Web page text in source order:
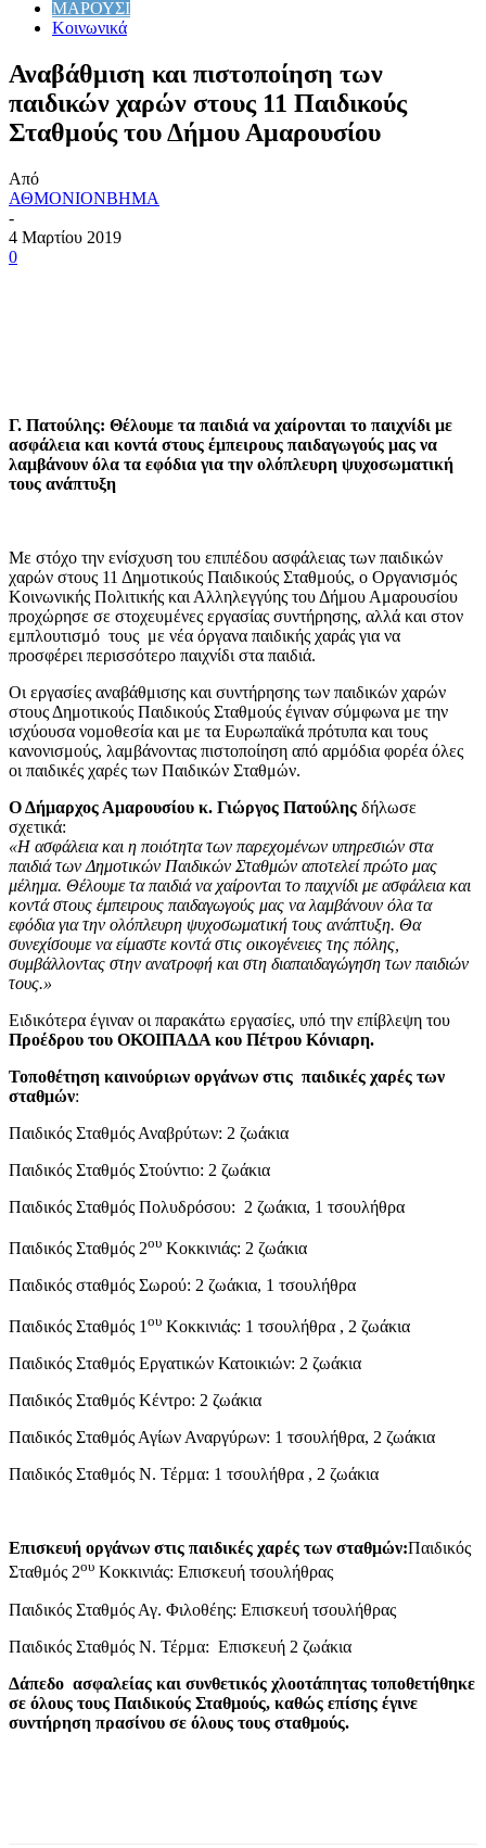
ΜΑΡΟΥΣΙ
Κοινωνικά
Αναβάθμιση και πιστοποίηση των
παιδικών χαρών στους 11 Παιδικούς
Σταθμούς του Δήμου Αμαρουσίου
Από
ΑΘΜΟΝΙΟΝΒΗΜΑ
-
4 Μαρτίου 2019
0
Γ. Πατούλης: Θέλουμε τα παιδιά να χαίρονται το παιχνίδι με
ασφάλεια και κοντά στους έμπειρους παιδαγωγούς μας να
λαμβάνουν όλα τα εφόδια για την ολόπλευρη ψυχοσωματική
τους ανάπτυξη
Με στόχο την ενίσχυση του επιπέδου ασφάλειας των παιδικών
χαρών στους 11 Δημοτικούς Παιδικούς Σταθμούς, ο Οργανισμός
Κοινωνικής Πολιτικής και Αλληλεγγύης του Δήμου Αμαρουσίου
προχώρησε σε στοχευμένες εργασίας συντήρησης, αλλά και στον
εμπλουτισμό τους με νέα όργανα παιδικής χαράς για να
προσφέρει περισσότερο παιχνίδι στα παιδιά.
Οι εργασίες αναβάθμισης και συντήρησης των παιδικών χαρών
στους Δημοτικούς Παιδικούς Σταθμούς έγιναν σύμφωνα με την
ισχύουσα νομοθεσία και με τα Ευρωπαϊκά πρότυπα και τους
κανονισμούς, λαμβάνοντας πιστοποίηση από αρμόδια φορέα όλες
οι παιδικές χαρές των Παιδικών Σταθμών.
Ο Δήμαρχος Αμαρουσίου κ. Γιώργος Πατούλης δήλωσε
σχετικά:
«Η ασφάλεια και η ποιότητα των παρεχομένων υπηρεσιών στα
παιδιά των Δημοτικών Παιδικών Σταθμών αποτελεί πρώτο μας
μέλημα. Θέλουμε τα παιδιά να χαίρονται το παιχνίδι με ασφάλεια και
κοντά στους έμπειρους παιδαγωγούς μας να λαμβάνουν όλα τα
εφόδια για την ολόπλευρη ψυχοσωματική τους ανάπτυξη. Θα
συνεχίσουμε να είμαστε κοντά στις οικογένειες της πόλης,
συμβάλλοντας στην ανατροφή και στη διαπαιδαγώγηση των παιδιών
τους.»
Ειδικότερα έγιναν οι παρακάτω εργασίες, υπό την επίβλεψη του
Προέδρου του ΟΚΟΙΠΑΔΑ κου Πέτρου Κόνιαρη.
Τοποθέτηση καινούριων οργάνων στις παιδικές χαρές των
σταθμών:
Παιδικός Σταθμός Αναβρύτων: 2 ζωάκια
Παιδικός Σταθμός Στούντιο: 2 ζωάκια
Παιδικός Σταθμός Πολυδρόσου: 2 ζωάκια, 1 τσουλήθρα
Παιδικός Σταθμός 2ου Κοκκινιάς: 2 ζωάκια
Παιδικός σταθμός Σωρού: 2 ζωάκια, 1 τσουλήθρα
Παιδικός Σταθμός 1 ου Κοκκινιάς: 1 τσουλήθρα , 2 ζωάκια
Παιδικός Σταθμός Εργατικών Κατοικιών: 2 ζωάκια
Παιδικός Σταθμός Κέντρο: 2 ζωάκια
Παιδικός Σταθμός Αγίων Αναργύρων: 1 τσουλήθρα, 2 ζωάκια
Παιδικός Σταθμός Ν. Τέρμα: 1 τσουλήθρα , 2 ζωάκια
Επισκευή οργάνων στις παιδικές χαρές των σταθμών:Παιδικός
Σταθμός 2ου Κοκκινιάς: Επισκευή τσουλήθρας
Παιδικός Σταθμός Αγ. Φιλοθέης: Επισκευή τσουλήθρας
Παιδικός Σταθμός Ν. Τέρμα: Επισκευή 2 ζωάκια
Δάπεδο ασφαλείας και συνθετικός χλοοτάπητας τοποθετήθηκε
σε όλους τους Παιδικούς Σταθμούς, καθώς επίσης έγινε
συντήρηση πρασίνου σε όλους τους σταθμούς.